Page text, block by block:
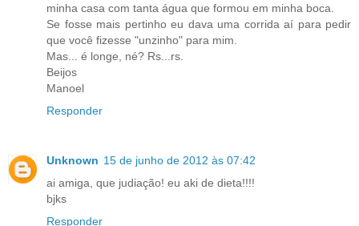
minha casa com tanta água que formou em minha boca.
Se fosse mais pertinho eu dava uma corrida aí para pedir
que você fizesse "unzinho" para mim.
Mas... é longe, né? Rs...rs.
Beijos
Manoel
Responder
Unknown 15 de junho de 2012 às 07:42
ai amiga, que judiação! eu aki de dieta!!!!
bjks
Responder